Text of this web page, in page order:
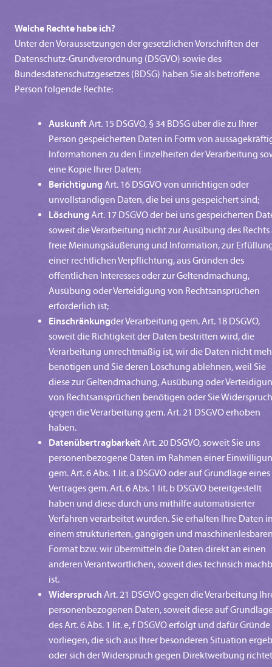
Welche Rechte habe ich?
Unter den Voraussetzungen der gesetzlichen Vorschriften der
Datenschutz-Grundverordnung (DSGVO) sowie des
Bundesdatenschutzgesetzes (BDSG) haben Sie als betroffene
Person folgende Rechte:
Auskunft Art. 15 DSGVO, § 34 BDSG über die zu Ihrer
Person gespeicherten Daten in Form von
Informationen zu den Einzelheiten der Verarbeitung
eine Kopie Ihrer Daten;
Berichtigung Art. 16 DSGVO von unrichtigen oder
unvollständigen Daten, die bei uns gespeichert sind;
Löschung Art. 17 DSGVO der bei uns gespeicherten
soweit die Verarbeitung nicht zur Ausübung des Rechts
freie Meinungsäußerung und Information, zur
einer rechtlichen Verpflichtung, aus Gründen des
öffentlichen Interesses oder zur Geltendmachung,
Ausübung oder Verteidigung von Rechtsansprüchen
erforderlich ist;
Einschränkungder Verarbeitung gem. Art. 18 DSGVO,
soweit die Richtigkeit der Daten bestritten wird, die
Verarbeitung unrechtmäßig ist, wir die Daten nicht
benötigen und Sie deren Löschung ablehnen, weil Sie
diese zur Geltendmachung, Ausübung oder
von Rechtsansprüchen benötigen oder Sie Widerspruch
gegen die Verarbeitung gem. Art. 21 DSGVO erhoben
haben.
Datenübertragbarkeit Art. 20 DSGVO, soweit Sie uns
personenbezogene Daten im Rahmen einer
gem. Art. 6 Abs. 1 lit. a DSGVO oder auf Grundlage eines
Vertrages gem. Art. 6 Abs. 1 lit. b DSGVO bereitgestellt
haben und diese durch uns mithilfe automatisierter
Verfahren verarbeitet wurden. Sie erhalten Ihre Daten
einem strukturierten, gängigen und
Format bzw. wir übermitteln die Daten direkt an einen
anderen Verantwortlichen, soweit dies technsich
ist.
Widerspruch Art. 21 DSGVO gegen die Verarbeitung
personenbezogenen Daten, soweit diese auf
des Art. 6 Abs. 1 lit. e, f DSGVO erfolgt und dafür Gründe
vorliegen, die sich aus Ihrer besonderen Situation
oder sich der Widerspruch gegen Direktwerbung